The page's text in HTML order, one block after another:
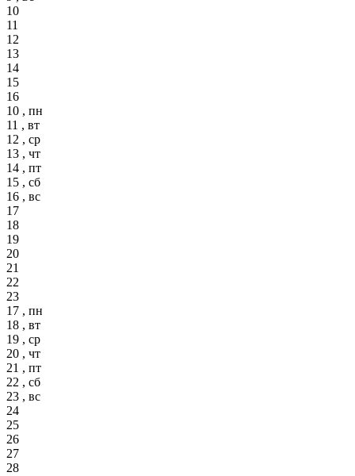
10
11
12
13
14
15
16
10 , пн
11 , вт
12 , ср
13 , чт
14 , пт
15 , сб
16 , вс
17
18
19
20
21
22
23
17 , пн
18 , вт
19 , ср
20 , чт
21 , пт
22 , сб
23 , вс
24
25
26
27
28